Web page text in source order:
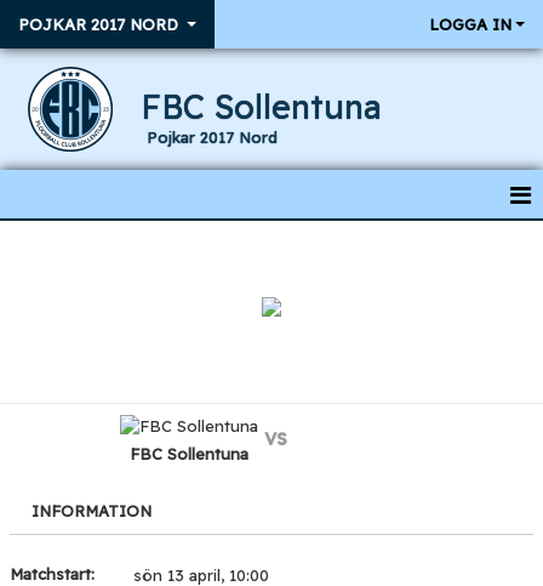
POJKAR 2017 NORD LOGGA IN
FBC Sollentuna
Pojkar 2017 Nord
FBC Sollentuna
vs
INFORMATION
Matchstart:
sön 13 april, 10:00